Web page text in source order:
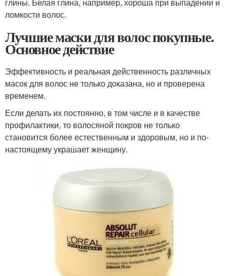
ломкости волос.
Лучшие маски для волос покупные.
Основное действие
Эффективность и реальная действенность различных
масок для волос не только доказана, но и проверена
временем.
Если делать их постоянно, в том числе и в качестве
профилактики, то волосяной покров не только
становится более естественным и здоровым, но и по-
настоящему украшает женщину.